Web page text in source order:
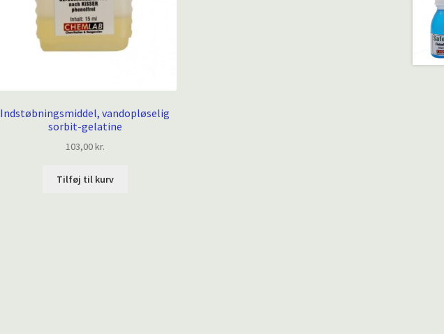
Indstøbningsmiddel, vandopløselig
sorbit-gelatine
103,00kr.
Tilføj til kurv